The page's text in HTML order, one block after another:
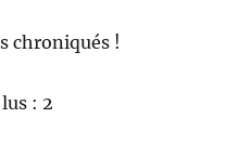
chroniqués !
: 2